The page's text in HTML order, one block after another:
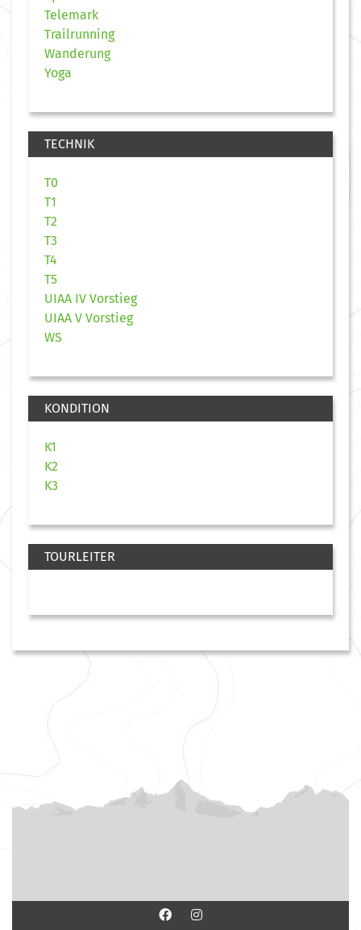
Telemark
Trailrunning
Wanderung
Yoga
TECHNIK
T0
T1
T2
T3
T4
T5
UIAA IV Vorstieg
UIAA V Vorstieg
WS
KONDITION
K1
K2
K3
TOURLEITER